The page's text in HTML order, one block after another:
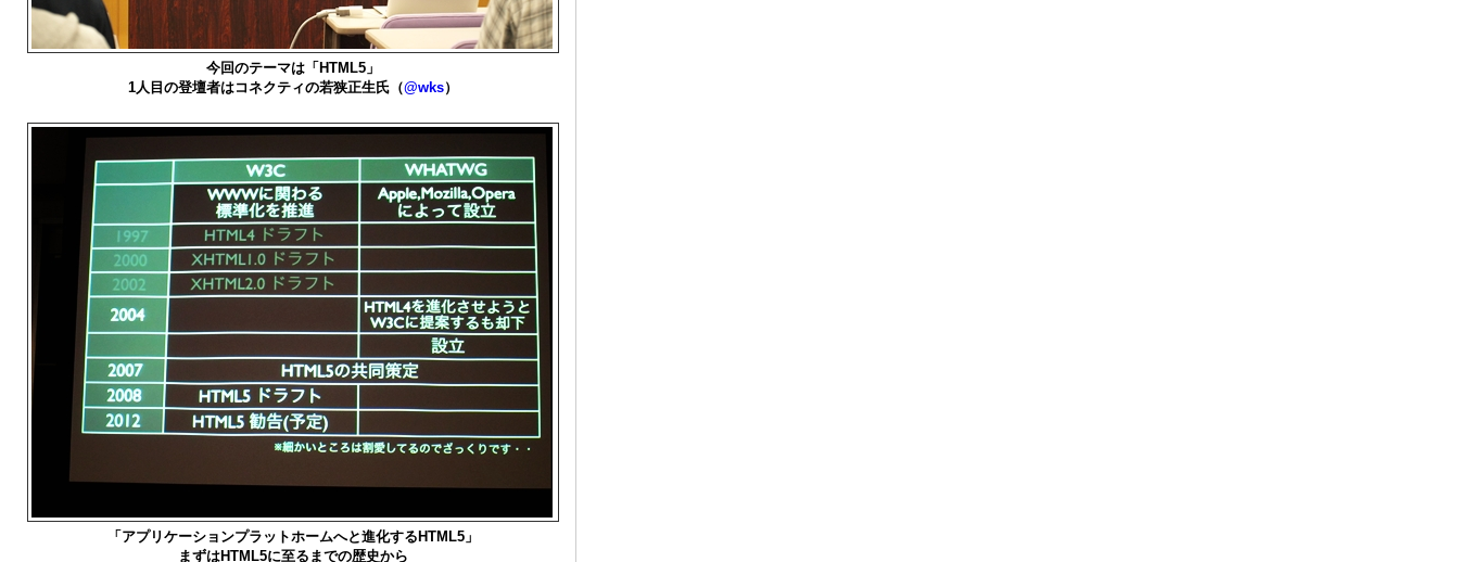
今回のテーマは「HTML5」
1人目の登壇者はコネクティの若狭正生氏（@wks）
「アプリケーションプラットホームへと進化するHTML5」
まずはHTML5に至るまでの歴史から